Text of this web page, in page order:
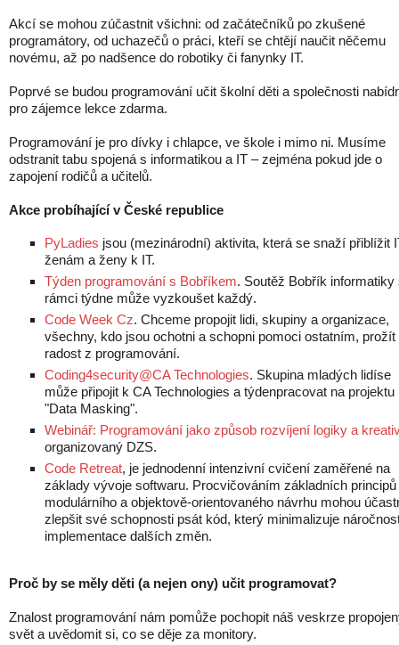
Akcí se mohou zúčastnit všichni: od začátečníků po zkušené
programátory, od uchazečů o práci, kteří se chtějí naučit něčemu
novému, až po nadšence do robotiky či fanynky IT.
Poprvé se budou programování učit školní děti a společnosti
pro zájemce lekce zdarma.
Programování je pro dívky i chlapce, ve škole i mimo ni. Musíme
odstranit tabu spojená s informatikou a IT – zejména pokud jde o
zapojení rodičů a učitelů.
Akce probíhající v České republice
PyLadies jsou (mezinárodní) aktivita, která se snaží přiblížit
ženám a ženy k IT.
Týden programování s Bobříkem. Soutěž Bobřík informatiky
rámci týdne může vyzkoušet každý.
Code Week Cz. Chceme propojit lidi, skupiny a organizace,
všechny, kdo jsou ochotni a schopni pomoci ostatním, prožít
radost z programování.
Coding4security@CA Technologies. Skupina mladých lidíse
může připojit k CA Technologies a týdenpracovat na projektu
"Data Masking".
Webinář: Programování jako způsob rozvíjení logiky a
organizovaný DZS.
Code Retreat, je jednodenní intenzivní cvičení zaměřené na
základy vývoje softwaru. Procvičováním základních principů
modulárního a objektově-orientovaného návrhu mohou
zlepšit své schopnosti psát kód, který minimalizuje
implementace dalších změn.
Proč by se měly děti (a nejen ony) učit programovat?
Znalost programování nám pomůže pochopit náš veskrze
svět a uvědomit si, co se děje za monitory.